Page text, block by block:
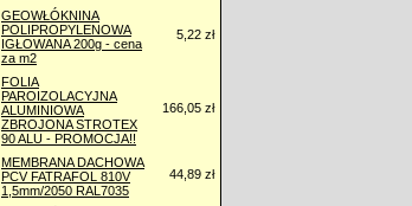
GEOWŁÓKNINA
POLIPROPYLENOWA
IGŁOWANA 200g - cena
za m2
5,22 zł
FOLIA
PAROIZOLACYJNA
ALUMINIOWA
ZBROJONA STROTEX
90 ALU - PROMOCJA!!
166,05 zł
MEMBRANA DACHOWA
PCV FATRAFOL 810V
1,5mm/2050 RAL7035
44,89 zł